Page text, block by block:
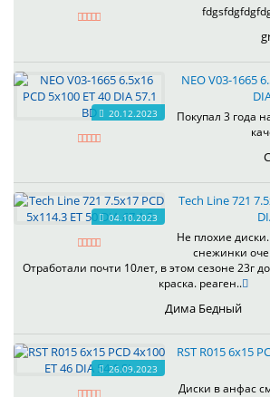
20.12.2023
NEO V03-1665
Покупал 3 года
04.10.2023
Tech Line 721
Не плохие
снежинки
Отработали почти 10лет, в этом сезоне 23г
краска. реаген..
Дима Бедный
26.09.2023
RST R015 6x15
Диски в анфас